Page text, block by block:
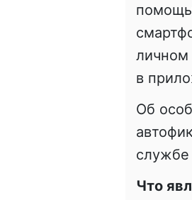
личном
в
Об
Что